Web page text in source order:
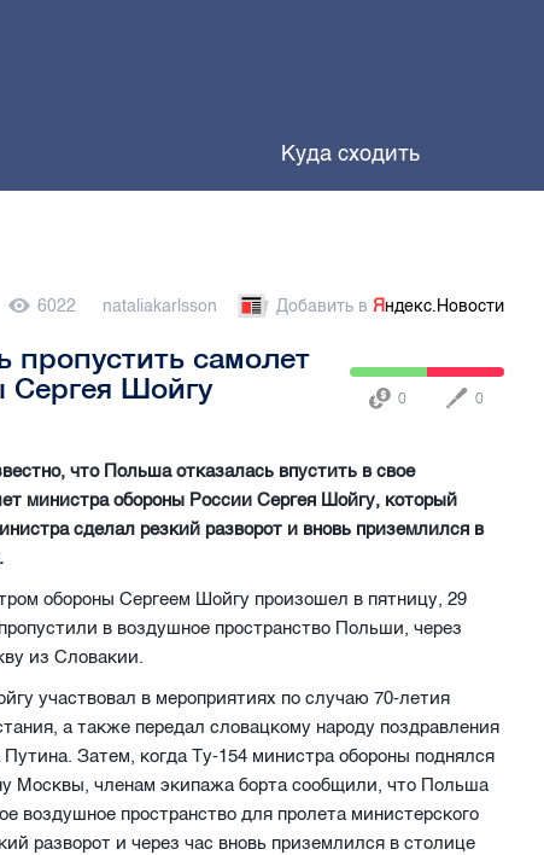
Куда сходить
6022 nataliakarlsson Добавить в Яндекс.Новости
пропустить самолет
Сергея Шойгу
0 0
что Польша отказалась впустить в свое
министра обороны России Сергея Шойгу, который
сделал резкий разворот и вновь приземлился в
обороны Сергеем Шойгу произошел в пятницу, 29
в воздушное пространство Польши, через
из Словакии.
участвовал в мероприятиях по случаю 70-летия
а также передал словацкому народу поздравления
Затем, когда Ту-154 министра обороны поднялся
Москвы, членам экипажа борта сообщили, что Польша
воздушное пространство для пролета министерского
разворот и через час вновь приземлился в столице